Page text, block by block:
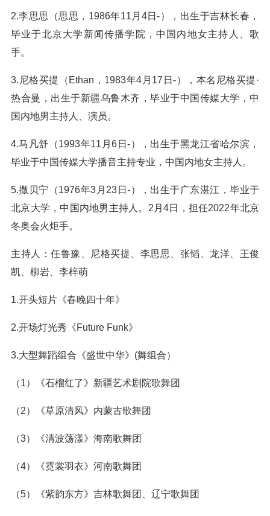
2.李思思（思思，1986年11月4日-），出生于吉林长春，
毕业于北京大学新闻传播学院，中国内地女主持人、歌
手。
3.尼格买提（Ethan，1983年4月17日-），本名尼格买提·
热合曼，出生于新疆乌鲁木齐，毕业于中国传媒大学，中
国内地男主持人、演员。
4.马凡舒（1993年11月6日-），出生于黑龙江省哈尔滨，
毕业于中国传媒大学播音主持专业，中国内地女主持人。
5.撒贝宁（1976年3月23日-），出生于广东湛江，毕业于
北京大学，中国内地男主持人。2月4日，担任2022年北京
冬奥会火炬手。
主持人：任鲁豫、尼格买提、李思思、张韬、龙洋、王俊
凯、柳岩、李梓萌
1.开头短片《春晚四十年》
2.开场灯光秀《Future Funk》
3.大型舞蹈组合《盛世中华》(舞组合）
（1）《石榴红了》新疆艺术剧院歌舞团
（2）《草原清风》内蒙古歌舞团
（3）《清波荡漾》海南歌舞团
（4）《霓裳羽衣》河南歌舞团
（5）《紫韵东方》吉林歌舞团、辽宁歌舞团